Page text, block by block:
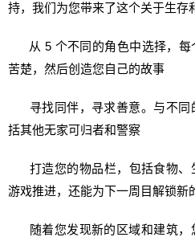
持，我们为您带来了这个关于生存
从 5 个不同的角色中选择，每
苦楚，然后创造您自己的故事
寻找同伴，寻求善意。与不同
括其他无家可归者和警察
打造您的物品栏，包括食物、
游戏推进，还能为下一周目解锁新
随着您发现新的区域和建筑，